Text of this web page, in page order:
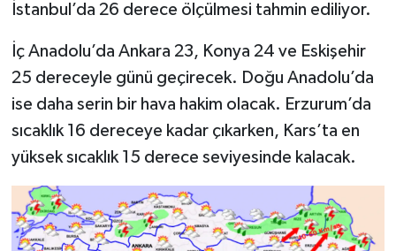
İstanbul’da 26 derece ölçülmesi tahmin ediliyor.
İç Anadolu’da Ankara 23, Konya 24 ve Eskişehir
25 dereceyle günü geçirecek. Doğu Anadolu’da
ise daha serin bir hava hakim olacak. Erzurum’da
sıcaklık 16 dereceye kadar çıkarken, Kars’ta en
yüksek sıcaklık 15 derece seviyesinde kalacak.